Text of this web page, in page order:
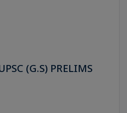
(G.S) PRELIMS